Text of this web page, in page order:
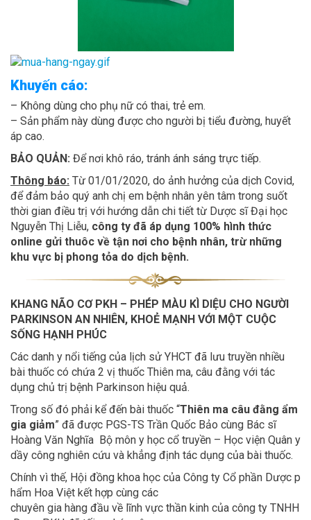
Khuyến cáo:
– Không dùng cho phụ nữ có thai, trẻ em.
– Sản phẩm này dùng được cho người bị tiểu đường, huyết
áp cao.
BẢO QUẢN: Để nơi khô ráo, tránh ánh sáng trực tiếp.
Thông báo: Từ 01/01/2020, do ảnh hưởng của dịch Covid,
để đảm bảo quý anh chị em bệnh nhân yên tâm trong suốt
thời gian điều trị với hướng dẫn chi tiết từ Dược sĩ Đại học
Nguyễn Thị Liễu, công ty đã áp dụng 100% hình thức
online gửi thuôc về tận nơi cho bệnh nhân, trừ những
khu vực bị phong tỏa do dịch bệnh.
KHANG NÃO CƠ PKH – PHÉP MÀU KÌ DIỆU CHO NGƯỜI
PARKINSON AN NHIÊN, KHOẺ MẠNH VỚI MỘT CUỘC
SỐNG HẠNH PHÚC
Các danh y nổi tiếng của lịch sử YHCT đã lưu truyền nhiều
bài thuốc có chứa 2 vị thuốc Thiên ma, câu đằng với tác
dụng chủ trị bệnh Parkinson hiệu quả.
Trong số đó phải kể đến bài thuốc “Thiên ma câu đằng ẩm
gia giảm” đã được PGS-TS Trần Quốc Bảo cùng Bác sĩ
Hoàng Văn Nghĩa Bộ môn y học cổ truyền – Học viện Quân y
dầy công nghiên cứu và khẳng định tác dụng của bài thuốc.
Chính vì thế, Hội đồng khoa học của Công ty Cổ phần Dược p
hẩm Hoa Việt kết hợp cùng các
chuyên gia hàng đầu về lĩnh vực thần kinh của công ty TNHH